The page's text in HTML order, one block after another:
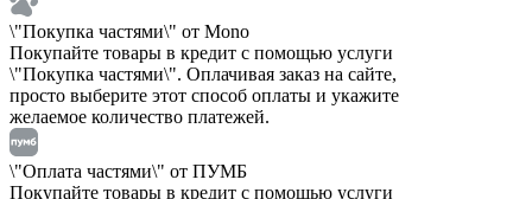
\"Покупка частями\" от Mono
Покупайте товары в кредит с помощью услуги
\"Покупка частями\". Оплачивая заказ на сайте,
просто выберите этот способ оплаты и укажите
желаемое количество платежей.
\"Оплата частями\" от ПУМБ
Покупайте товары в кредит с помощью услуги